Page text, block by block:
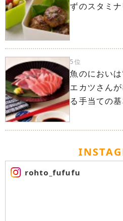
ずのスタミ
5位
魚のにおい
エカツさん
る手当ての
rohto_fufufu